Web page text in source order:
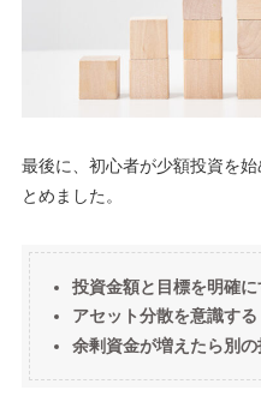
最後に、初心者が少額投資を
とめました。
投資金額と目標を明確に
アセット分散を意識する
余剰資金が増えたら別